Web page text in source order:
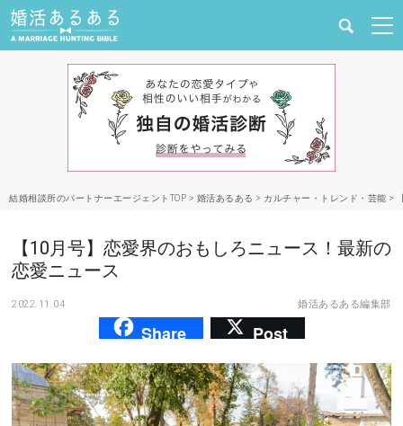
婚活と結婚
合コン・街コン
マッチングアプリ
あるある
結婚相談所のパートナーエージェントTOP > 婚活あるある > カルチャー・トレンド・芸能 >
【10月号】恋愛界のおもしろニュース！最新の
恋愛ニュース
2022.11.04 婚活あるある編集部
Share Post